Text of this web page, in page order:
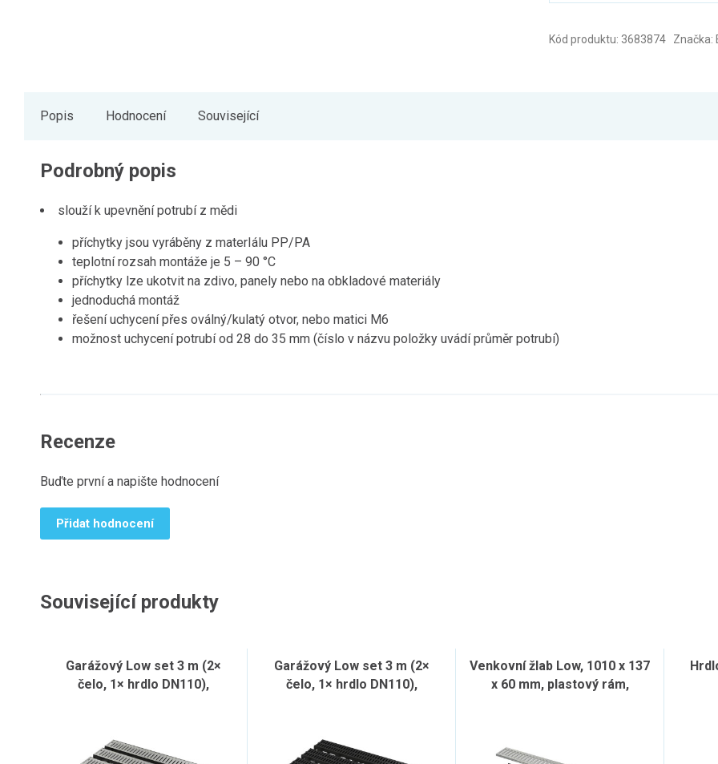
Kód produktu: 3683874 Značka:
Popis Hodnocení Související
Podrobný popis
slouží k upevnění potrubí z mědi
příchytky jsou vyráběny z materIálu PP/PA
teplotní rozsah montáže je 5 – 90 °C
příchytky lze ukotvit na zdivo, panely nebo na obkladové materiály
jednoduchá montáž
řešení uchycení přes oválný/kulatý otvor, nebo matici M6
možnost uchycení potrubí od 28 do 35 mm (číslo v názvu položky uvádí průměr potrubí)
Recenze
Buďte první a napište hodnocení
Přidat hodnocení
Související produkty
Garážový Low set 3 m (2×
čelo, 1× hrdlo DN110),
Garážový Low set 3 m (2×
čelo, 1× hrdlo DN110),
Venkovní žlab Low, 1010 x 137
x 60 mm, plastový rám,